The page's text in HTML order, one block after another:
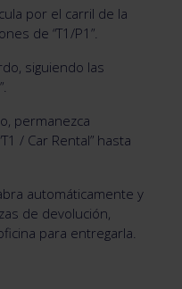
por el carril de la
de “T1/P1”.
siguiendo las
permanezca
/ Car Rental” hasta
automáticamente y
de devolución,
para entregarla.